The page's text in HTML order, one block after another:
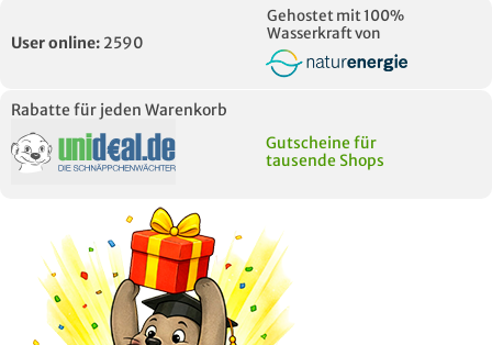
User online: 2590
Gehostet mit 100%
Wasserkraft von
Rabatte für jeden Warenkorb
Gutscheine für
tausende Shops